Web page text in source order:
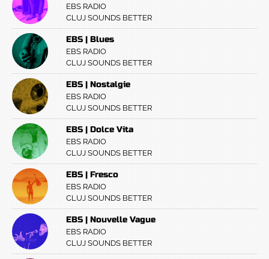
EBS RADIO
CLUJ SOUNDS BETTER
EBS | Blues
EBS RADIO
CLUJ SOUNDS BETTER
EBS | Nostalgie
EBS RADIO
CLUJ SOUNDS BETTER
EBS | Dolce Vita
EBS RADIO
CLUJ SOUNDS BETTER
EBS | Fresco
EBS RADIO
CLUJ SOUNDS BETTER
EBS | Nouvelle Vague
EBS RADIO
CLUJ SOUNDS BETTER